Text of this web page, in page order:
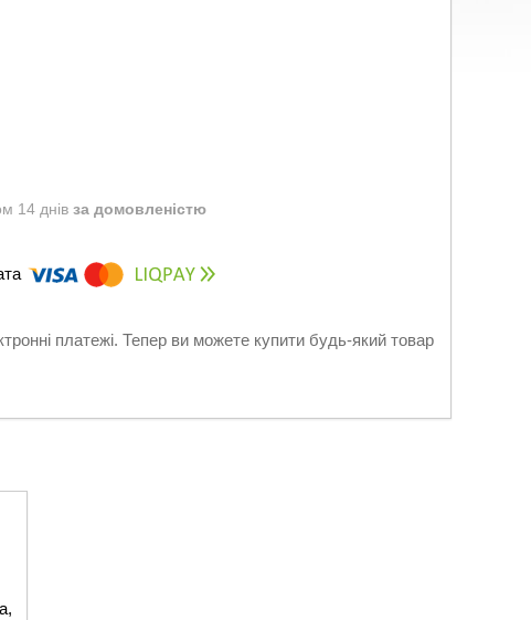
14 днів за домовленістю
платежі. Тепер ви можете купити будь-який товар